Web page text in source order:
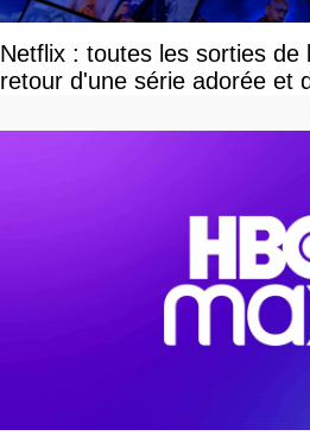
Netflix : toutes les sorties de
retour d'une série adorée et